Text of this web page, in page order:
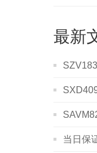
最新
当日保